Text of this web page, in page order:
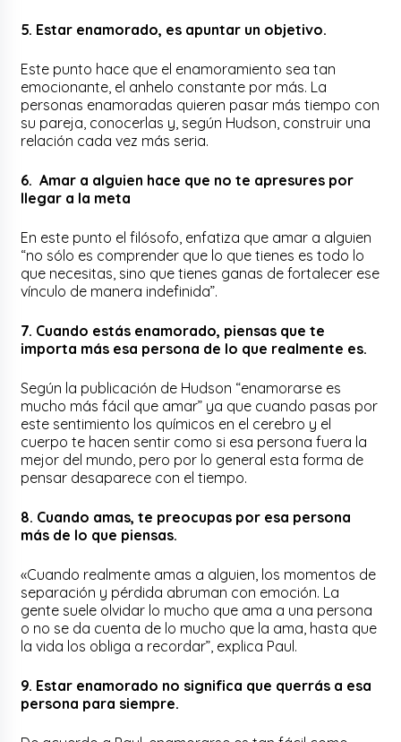
5. Estar enamorado, es apuntar un objetivo.
Este punto hace que el enamoramiento sea tan
emocionante, el anhelo constante por más. La
personas enamoradas quieren pasar más tiempo con
su pareja, conocerlas y, según Hudson, construir una
relación cada vez más seria.
6. Amar a alguien hace que no te apresures por
llegar a la meta
En este punto el filósofo, enfatiza que amar a alguien
“no sólo es comprender que lo que tienes es todo lo
que necesitas, sino que tienes ganas de fortalecer ese
vínculo de manera indefinida”.
7. Cuando estás enamorado, piensas que te
importa más esa persona de lo que realmente es.
Según la publicación de Hudson “enamorarse es
mucho más fácil que amar” ya que cuando pasas por
este sentimiento los químicos en el cerebro y el
cuerpo te hacen sentir como si esa persona fuera la
mejor del mundo, pero por lo general esta forma de
pensar desaparece con el tiempo.
8. Cuando amas, te preocupas por esa persona
más de lo que piensas.
«Cuando realmente amas a alguien, los momentos de
separación y pérdida abruman con emoción. La
gente suele olvidar lo mucho que ama a una persona
o no se da cuenta de lo mucho que la ama, hasta que
la vida los obliga a recordar”, explica Paul.
9. Estar enamorado no significa que querrás a esa
persona para siempre.